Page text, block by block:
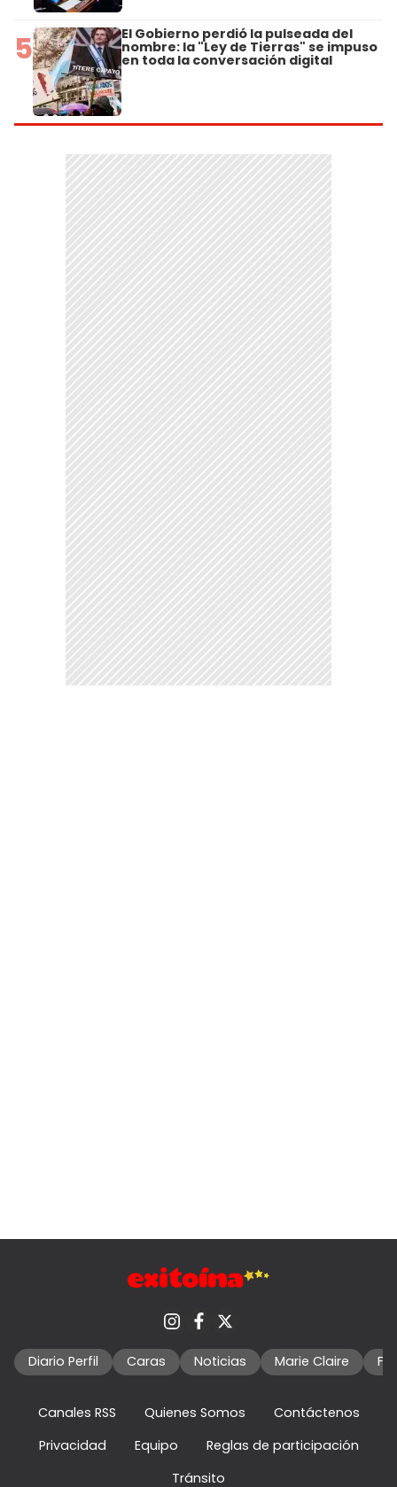
5 El Gobierno perdió la pulseada del
nombre: la "Ley de Tierras" se impuso
en toda la conversación digital
Diario Perfil Caras Noticias Marie Claire
Canales RSS Quienes Somos
Contáctenos
Privacidad
Equipo
Reglas de participación
Tránsito